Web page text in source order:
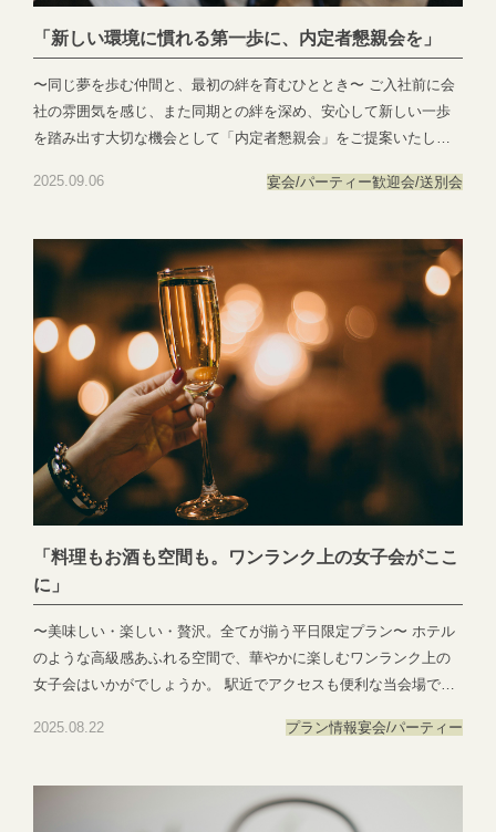
「新しい環境に慣れる第一歩に、内定者懇親会を」
〜同じ夢を歩む仲間と、最初の絆を育むひととき〜 ご入社前に会
社の雰囲気を感じ、また同期との絆を深め、安心して新しい一歩
を踏み出す大切な機会として「内定者懇親会」をご提案いたしま
の中で安心してご歓談いただけます。 高級感のある空間設計は、
演出いたします。 お料理はコース形式からビュッフェスタイルま
で幅広くご用意しており、シーンに合わせて最適なスタイルをお
選びいただけます。 趣向を凝らしたパフォーマンスも取り入れ、
自然と会話が弾むひとときをお楽しみいただけます。 ご入社前の
貴重な時間をより有意義にお過ごしいただけるよう、スタッフ一
同、心を込めてお手伝いいたします。 📞 ご予約・お問い合わせは
こちら：058-214-2066 お問い合わせ：https://exexparty.jp/contact/
どうぞお気軽にお問い合わせくださいませ。
2025.09.06 宴会/パーティー歓迎会/送別会
「料理もお酒も空間も。ワンランク上の女子会がここ
に」
〜美味しい・楽しい・贅沢。全てが揃う平日限定プラン〜 ホテル
のような高級感あふれる空間で、華やかに楽しむワンランク上の
女子会はいかがでしょうか。 駅近でアクセスも便利な当会場で
なメニューとともにお酒もゆったりお楽しみいただけます。 大切
ださい。 📞 ご予約・お問い合わせはこちら：058-214-2066 お問
い合わせ：https://exexparty.jp/contact/
2025.08.22 プラン情報宴会/パーティー